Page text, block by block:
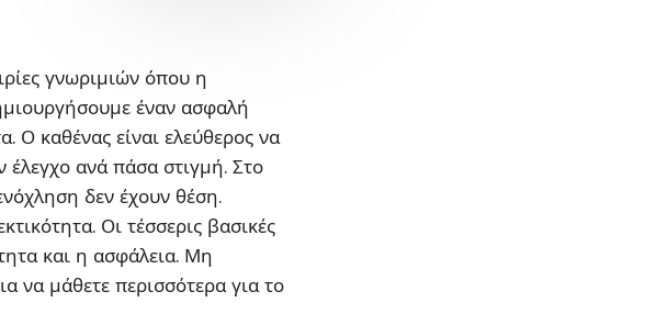
γνωριμιών όπου η
έναν ασφαλή
Ο καθένας είναι ελεύθερος να
έλεγχο ανά πάσα στιγμή. Στο
δεν έχουν θέση.
Οι τέσσερις βασικές
και η ασφάλεια. Μη
να μάθετε περισσότερα για το